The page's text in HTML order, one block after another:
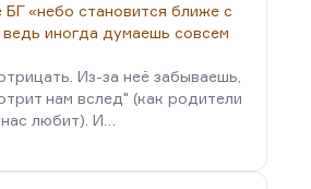
БГ «небо становится ближе с
иногда думаешь совсем
Из-за неё забываешь,
нам вслед" (как родители
любит). И…